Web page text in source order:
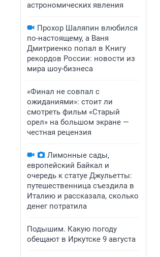
астрономических явления
Прохор Шаляпин влюбился
по-настоящему, а Ваня
Дмитриенко попал в Книгу
рекордов России: новости из
мира шоу-бизнеса
«Финал не совпал с
ожиданиями»: стоит ли
смотреть фильм «Старый
орел» на большом экране —
честная рецензия
Лимонные сады,
европейский Байкал и
очередь к статуе Джульетты:
путешественница съездила в
Италию и рассказала, сколько
денег потратила
Подышим. Какую погоду
обещают в Иркутске 9 августа